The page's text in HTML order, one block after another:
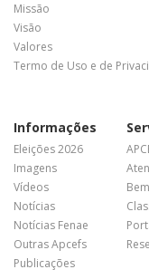
Missão
Visão
Valores
Termo de Uso e de
Informações
Eleições 2026
Imagens
Vídeos
Notícias
Notícias Fenae
Outras Apcefs
Publicações